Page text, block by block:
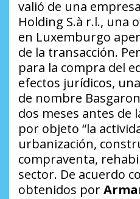
valió de una
Holding S.à r.l., una
en Luxemburgo
de la transacción.
para la compra del
efectos jurídicos,
de nombre
dos meses antes de
por objeto “la
urbanización,
compraventa,
sector. De acuerdo
obtenidos por